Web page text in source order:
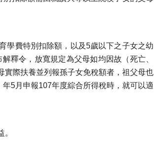
學費特別扣除額，以及5歲以下之子女之幼
釋令，放寬規定為父母如均因故（死亡、
實際扶養並列報孫子女免稅額者，祖父母也
5月申報107年度綜合所得稅時，就可以適